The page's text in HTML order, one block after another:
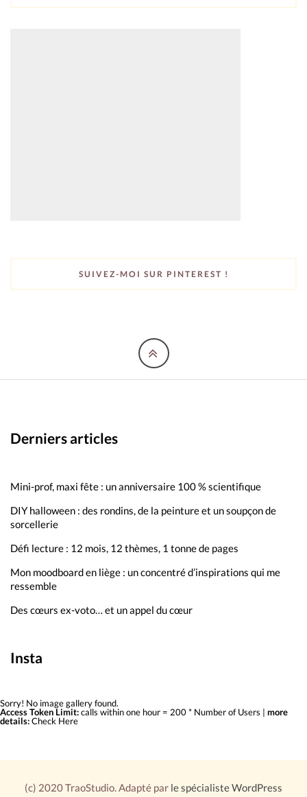
SUIVEZ-MOI SUR PINTEREST !
Derniers articles
Mini-prof, maxi fête : un anniversaire 100 % scientifique
DIY halloween : des rondins, de la peinture et un soupçon de
sorcellerie
Défi lecture : 12 mois, 12 thèmes, 1 tonne de pages
Mon moodboard en liège : un concentré d’inspirations qui me
ressemble
Des cœurs ex-voto… et un appel du cœur
Insta
Sorry! No image gallery found.
Access Token Limit:calls within one hour = 200 * Number of Users | more
details:Check Here
(c) 2020 TraoStudio. Adapté par le spécialiste WordPress